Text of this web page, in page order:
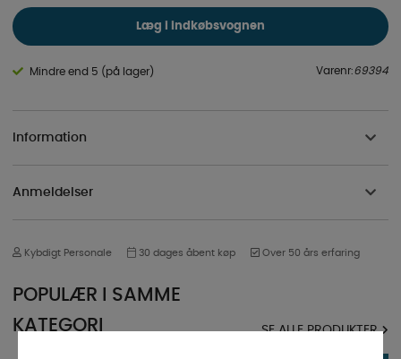
Læg i indkøbsvognen
Mindre end 5 (på lager) Varenr:69394
Information
Anmeldelser
Kybdigt Personale 30 dages åbent køp Over 50 års erfaring
POPULÆR I SAMME
KATEGORI
SE ALLE PRODUKTER